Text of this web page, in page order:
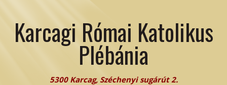
Karcagi Római Katolikus
Plébánia
5300 Karcag, Széchenyi sugárút 2.